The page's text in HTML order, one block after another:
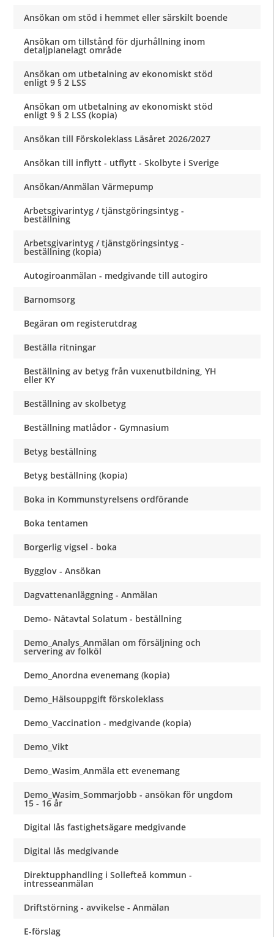
Ansökan om stöd i hemmet eller särskilt boende
Ansökan om tillstånd för djurhållning inom
detaljplanelagt område
Ansökan om utbetalning av ekonomiskt stöd
enligt 9 § 2 LSS
Ansökan om utbetalning av ekonomiskt stöd
enligt 9 § 2 LSS (kopia)
Ansökan till Förskoleklass Läsåret 2026/2027
Ansökan till inflytt - utflytt - Skolbyte i Sverige
Ansökan/Anmälan Värmepump
Arbetsgivarintyg / tjänstgöringsintyg -
beställning
Arbetsgivarintyg / tjänstgöringsintyg -
beställning (kopia)
Autogiroanmälan - medgivande till autogiro
Barnomsorg
Begäran om registerutdrag
Beställa ritningar
Beställning av betyg från vuxenutbildning, YH
eller KY
Beställning av skolbetyg
Beställning matlådor - Gymnasium
Betyg beställning
Betyg beställning (kopia)
Boka in Kommunstyrelsens ordförande
Boka tentamen
Borgerlig vigsel - boka
Bygglov - Ansökan
Dagvattenanläggning - Anmälan
Demo- Nätavtal Solatum - beställning
Demo_Analys_Anmälan om försäljning och
servering av folköl
Demo_Anordna evenemang (kopia)
Demo_Hälsouppgift förskoleklass
Demo_Vaccination - medgivande (kopia)
Demo_Vikt
Demo_Wasim_Anmäla ett evenemang
Demo_Wasim_Sommarjobb - ansökan för ungdom
15 - 16 år
Digital lås fastighetsägare medgivande
Digital lås medgivande
Direktupphandling i Sollefteå kommun -
intresseanmälan
Driftstörning - avvikelse - Anmälan
E-förslag